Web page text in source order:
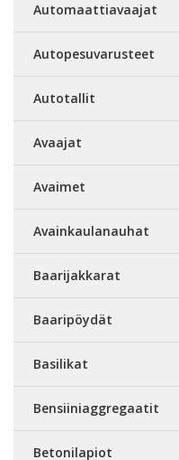
Automaattiavaajat
Autopesuvarusteet
Autotallit
Avaajat
Avaimet
Avainkaulanauhat
Baarijakkarat
Baaripöydät
Basilikat
Bensiiniaggregaatit
Betonilapiot